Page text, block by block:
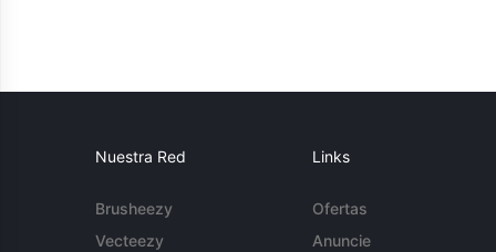
Nuestra Red
Brusheezy
Vecteezy
Links
Ofertas
Anuncie